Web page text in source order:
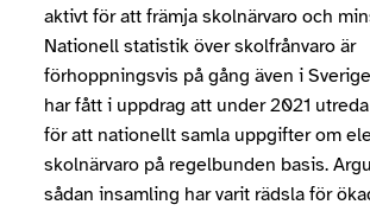
aktivt för att främja skolnärvaro och
Nationell statistik över skolfrånvaro är
förhoppningsvis på gång även i
har fått i uppdrag att under 2021
för att nationellt samla uppgifter om
skolnärvaro på regelbunden basis.
sådan insamling har varit rädsla för